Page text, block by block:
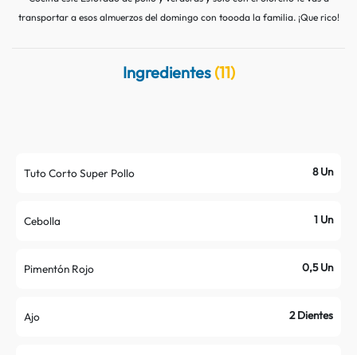
transportar a esos almuerzos del domingo con toooda la familia. ¡Que rico!
Ingredientes (11)
Tuto Corto Super Pollo 8 Un
Cebolla 1 Un
Pimentón Rojo 0,5 Un
Ajo 2 Dientes